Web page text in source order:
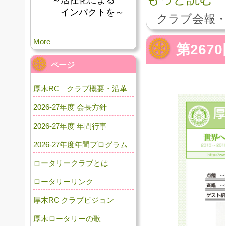
クラブ会報
第
インパクトを～
More
ページ
厚木RC クラブ概要・沿革
2026-27年度 会長方針
2026-27年度 年間行事
2026-27年度年間プログラム
ロータリークラブとは
ロータリーリンク
厚木RC クラブビジョン
厚木ロータリーの歌